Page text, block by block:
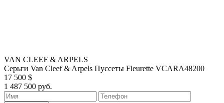
VAN CLEEF & ARPELS
Серьги Van Cleef & Arpels Пуссеты Fleurette VCARA48200
17 500 $
1 487 500 руб.